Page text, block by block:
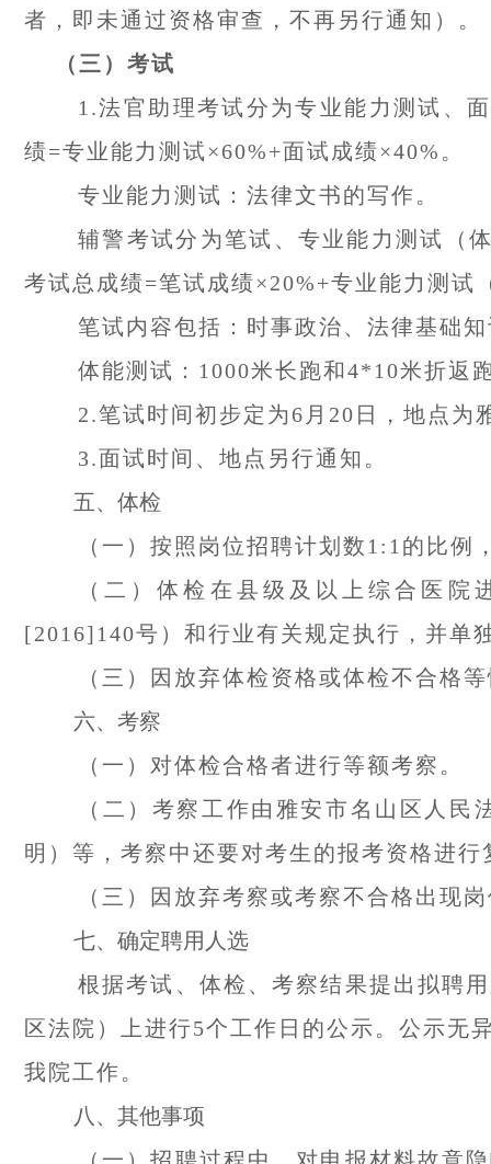
者，即未通过资格审查，不再另行通知）。
（三）考试
1.法官助理考试分为专业能力测试、
绩=专业能力测试×60%+面试成绩×40%。
专业能力测试：法律文书的写作。
辅警考试分为笔试、专业能力测试（
考试总成绩=笔试成绩×20%+专业能力测试
笔试内容包括：时事政治、法律基础
体能测试：1000米长跑和4*10米折返
2.笔试时间初步定为6月20日，地点为
3.面试时间、地点另行通知。
五、体检
（一）按照岗位招聘计划数1:1的比
（二）体检在县级及以上综合医
[2016]140号）和行业有关规定执行，并单
（三）因放弃体检资格或体检不合格
六、考察
（一）对体检合格者进行等额考察。
（二）考察工作由雅安市名山区人
明）等，考察中还要对考生的报考资格进行
（三）因放弃考察或考察不合格出现
七、确定聘用人选
根据考试、体检、考察结果提出拟聘
区法院）上进行5个工作日的公示。公示无
我院工作。
八、其他事项